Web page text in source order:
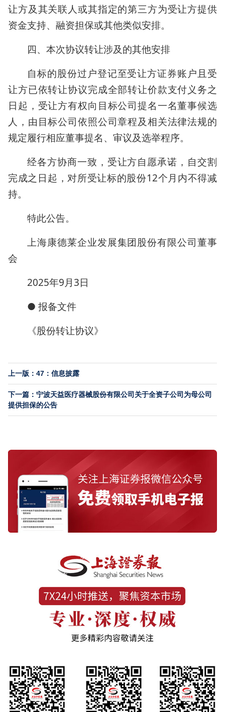
让方及其关联人或其指定的第三方为受让方提供
资金支持、融资担保或其他类似安排。
四、本次协议转让涉及的其他安排
自标的股份过户登记至受让方证券账户且受
让方已依转让协议完成全部转让价款支付义务之
日起，受让方有权向目标公司提名一名董事候选
人，由目标公司依照公司章程及相关法律法规的
规定履行相应董事提名、审议及选举程序。
经各方协商一致，受让方自愿承诺，自交割
完成之日起，对所受让标的股份12个月内不得减
持。
特此公告。
上海康德莱企业发展集团股份有限公司董事
会
2025年9月3日
● 报备文件
《股份转让协议》
上一版：47：信息披露
下一篇：宁波天益医疗器械股份有限公司关于全资子公司为母公司
提供担保的公告